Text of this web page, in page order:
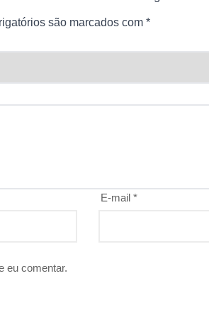
são marcados com *
E-mail *
eu comentar.